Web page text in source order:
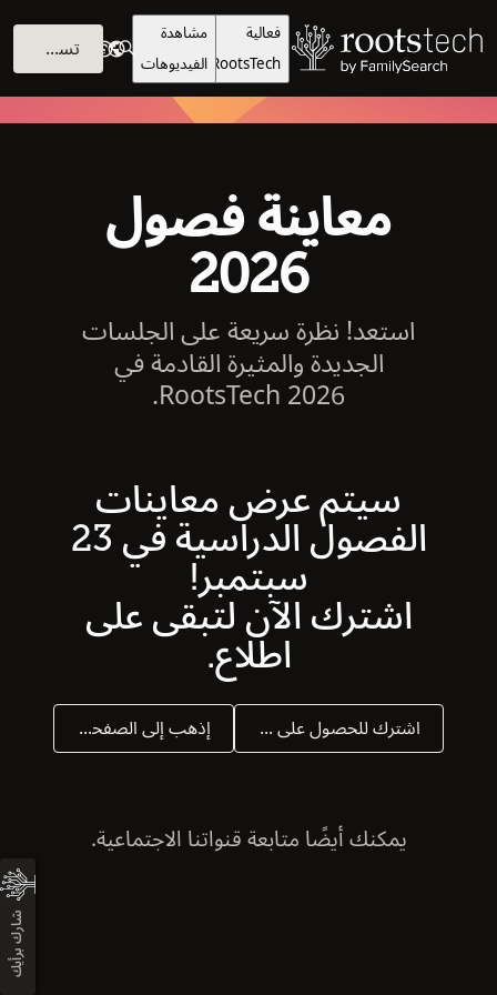
فعالية
RootsTech
مشاهدة
الفيديوهات
تسجيل الدخول
معاينة فصول
2026
استعد! نظرة سريعة على الجلسات
الجديدة والمثيرة القادمة في
RootsTech 2026.
سيتم عرض معاينات
الفصول الدراسية في 23
سبتمبر!
اشترك الآن لتبقى على
اطلاع.
اشترك للحصول على التحديثات إذهب إلى الصفحة الرئيسة
يمكنك أيضًا متابعة قنواتنا الاجتماعية.
شارك برأيك